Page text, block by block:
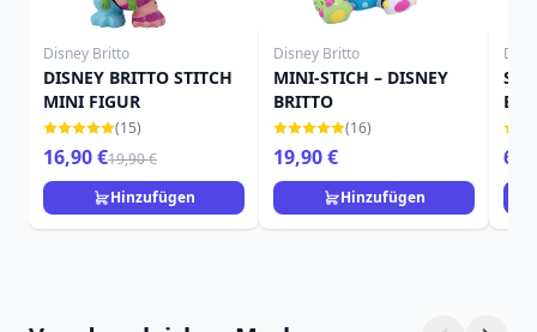
Disney Britto
DISNEY BRITTO STITCH
MINI FIGUR
(15)
16,90 €19,90 €
Hinzufügen
Disney Britto
MINI-STICH – DISNEY
BRITTO
(16)
19,90 €
Hinzufügen